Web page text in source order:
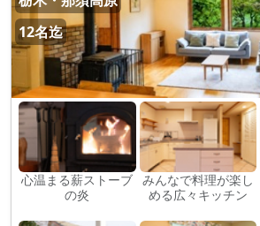
12名迄
心温まる薪ストーブ
の炎
みんなで料理が楽し
める広々キッチン